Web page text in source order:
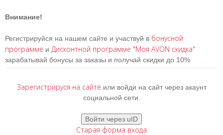
Внимание!
Регистрируйся на нашем сайте и участвуй в бонусной
программе и Дисконтной программе "Моя AVON скидка"
зарабатывай бонусы за заказы и получай скидки до 10%
Зарегистрируся на сайте или войди на сайт через акаунт
социальной сети.
Войти через uID
Старая форма входа